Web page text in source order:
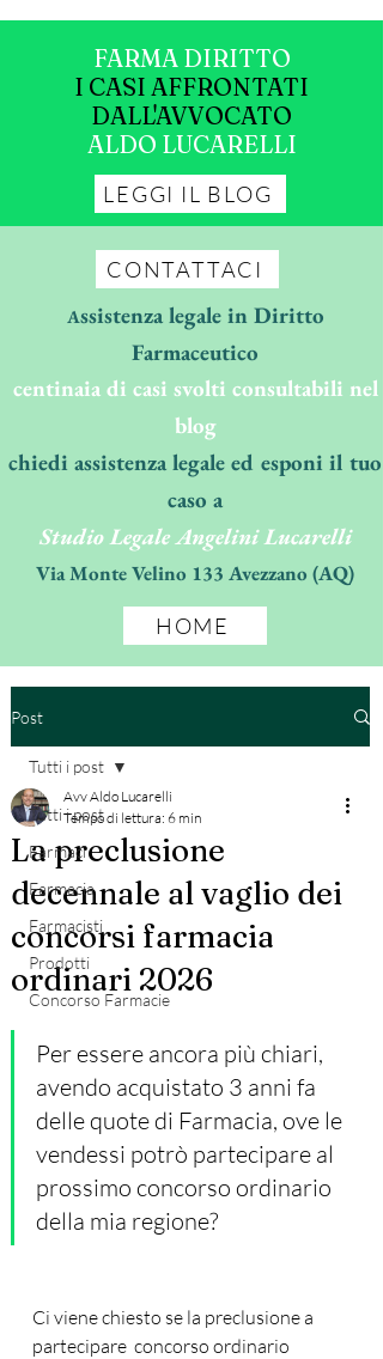
FARMA DIRITTO
I CASI AFFRONTATI
DALL'AVVOCATO
ALDO LUCARELLI
LEGGI IL BLOG
CONTATTACI
Assistenza legale in Diritto
Farmaceutico
centinaia di casi svolti consultabili nel
blog
chiedi assistenza legale ed esponi il tuo
caso a
Studio Legale Angelini Lucarelli
Via Monte Velino 133 Avezzano (AQ)
HOME
Post
Tutti i post
Farmaci
Farmacia
Farmacisti
Prodotti
Concorso Farmacie
Tutti i post
La preclusione
decennale al vaglio dei
concorsi farmacia
ordinari 2026
Avv Aldo Lucarelli
Tempo di lettura: 6 min
Per essere ancora più chiari,
avendo acquistato 3 anni fa
delle quote di Farmacia, ove le
vendessi potrò partecipare al
prossimo concorso ordinario
della mia regione?
Ci viene chiesto se la preclusione a
partecipare  concorso ordinario